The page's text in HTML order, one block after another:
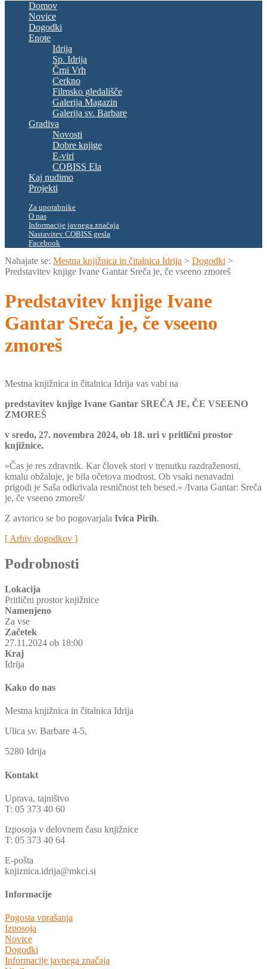
Domov
Novice
Dogodki
Enote
Idrija
Sp. Idrija
Črni Vrh
Cerkno
Filmsko gledališče
Galerija Magazin
Galerija sv. Barbare
Gradiva
Novosti
Dobre knjige
E-viri
COBISS Ela
Kaj nudimo
Projekti
Za uporabnike
O nas
Informacije javnega značaja
Nastavitev COBISS gesla
Facebook
Nahajate se: Mestna knjižnica in čitalnica Idrija > Dogodki >
Predstavitev knjige Ivane Gantar Sreča je, če vseeno zmoreš
Predstavitev knjige Ivane
Gantar Sreča je, če vseeno
zmoreš
Mestna knjižnica in čitalnica Idrija vas vabi na
predstavitev knjige Ivane Gantar SREČA JE, ČE VSEENO
ZMOREŠ
v sredo, 27. novembra 2024, ob 18. uri v pritlični prostor
knjižnice.
»Čas je res zdravnik. Kar človek stori v trenutku razdraženosti,
kmalu obžaluje, je bila očetova modrost. Ob vsaki nenavadni
prigodi je Saša odkrivala resničnost teh besed.« /Ivana Gantar: Sreča
je, če vseeno zmoreš/
Z avtorico se bo pogovarjala Ivica Pirih.
[ Arhiv dogodkov ]
Podrobnosti
Lokacija
Pritlični prostor knjižnice
Namenjeno
Za vse
Začetek
27.11.2024 ob 18:00
Kraj
Idrija
Kako do nas
Mestna knjižnica in čitalnica Idrija
Ulica sv. Barbare 4-5,
5280 Idrija
Kontakt
Uprava, tajništvo
T: 05 373 40 60
Izposoja v delovnem času knjižnice
T: 05 373 40 64
E-pošta
knjiznica.idrija@mkci.si
Informacije
Pogosta vprašanja
Izposoja
Novice
Dogodki
Informacije javnega značaja